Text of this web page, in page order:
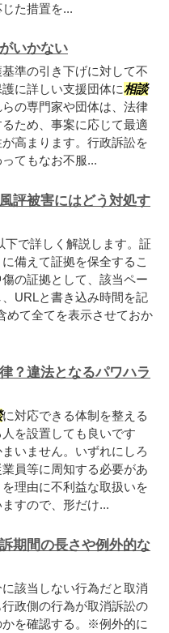
た措置を...
いかない
準の引き下げに対して不
に詳しい支援団体に相談
の専門家や団体は、法律
ため、事案に応じて最適
高まります。行政訴訟を
てもなお不服...
評被害にはどう対処す
で詳しく解説します。証
備えて証拠を保全するこ
の証拠として、該当ペー
URLと書き込み時間を記
めて全てを表示させておか
？違法となるパワハラ
に対応できる体制を整える
を設置しても良いです
いません。いずれにしろ
員等に周知する必要があ
理由に不利益な取扱いを
すので、形だけ...
期間の長さや例外的な
該当しない行為だと取消
政側の行為が取消訴訟の
を確認する。※例外的に